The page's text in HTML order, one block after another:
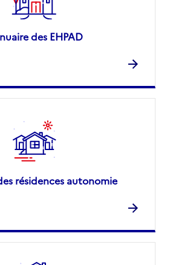
des EHPAD
résidences autonomie